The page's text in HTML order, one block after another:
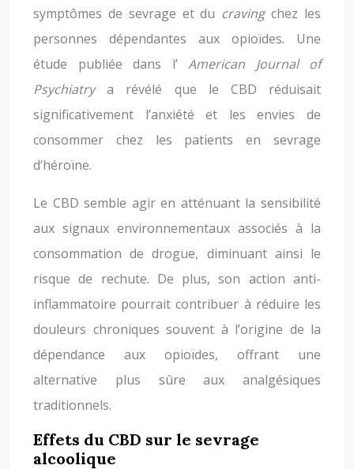
symptômes de sevrage et du cravingchez les
personnes dépendantes aux opioïdes. Une
étude publiée dans l’ American Journal of
Psychiatrya révélé que le CBD réduisait
significativement l’anxiété et les envies de
consommer chez les patients en sevrage
d’héroïne.
Le CBD semble agir en atténuant la sensibilité
aux signaux environnementaux associés à la
consommation de drogue, diminuant ainsi le
risque de rechute. De plus, son action anti-
inflammatoire pourrait contribuer à réduire les
douleurs chroniques souvent à l’origine de la
dépendance aux opioïdes, offrant une
alternative plus sûre aux analgésiques
traditionnels.
Effets du CBD sur le sevrage
alcoolique